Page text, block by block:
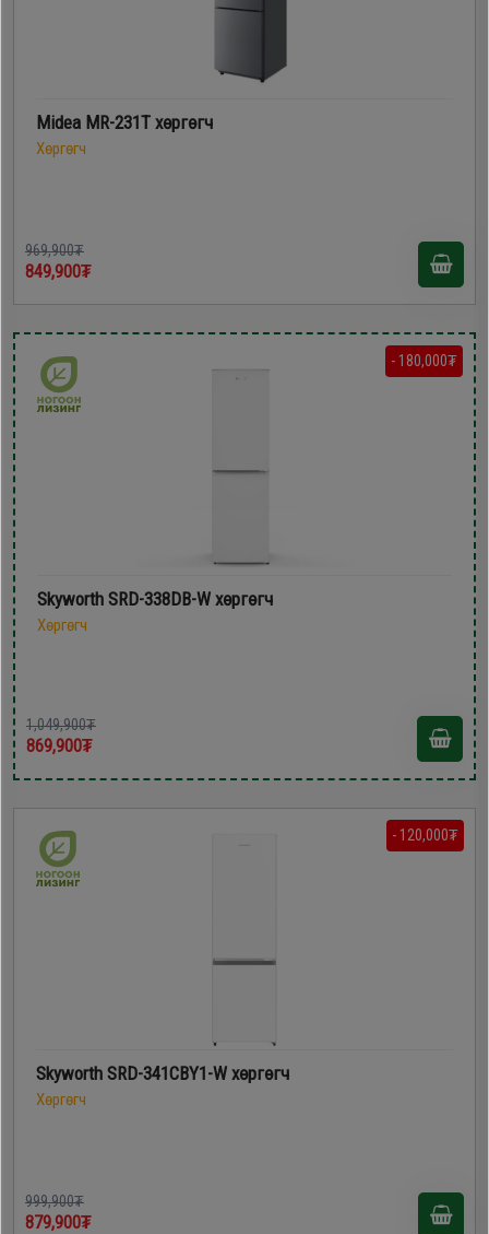
Midea MR-231T хөргөгч
Хөргөгч
969,900₮
849,900₮
- 180,000₮
Skyworth SRD-338DB-W хөргөгч
Хөргөгч
1,049,900₮
869,900₮
- 120,000₮
Skyworth SRD-341CBY1-W хөргөгч
Хөргөгч
999,900₮
879,900₮